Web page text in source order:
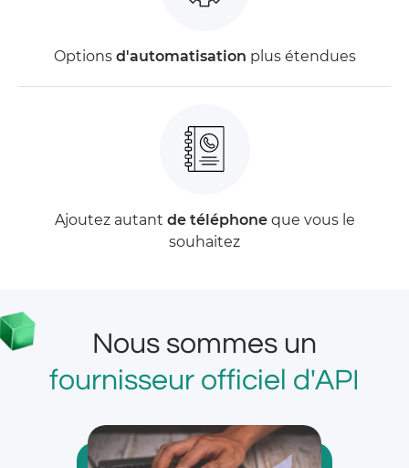
Options d'automatisation plus étendues
Ajoutez autant de téléphoneque vous le
souhaitez
Nous sommes un
fournisseur officiel d'API